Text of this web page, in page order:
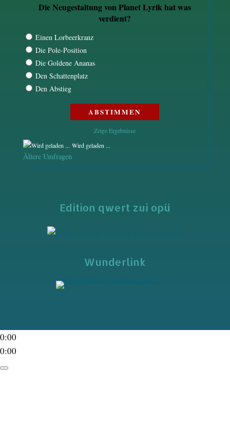
Die Neugestaltung von Planet Lyrik hat was
verdient?
Einen Lorbeerkranz
Die Pole-Position
Die Goldene Ananas
Den Schattenplatz
Den Abstieg
Zeige Ergebnisse
Wird geladen ...
Ältere Umfragen
Edition qwert zui opü
Wunderlink
0:00
0:00